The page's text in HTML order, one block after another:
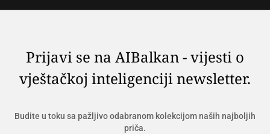
Prijavi se na AIBalkan - vijesti o
vještačkoj inteligenciji newsletter.
Budite u toku sa pažljivo odabranom kolekcijom naših najboljih
priča.